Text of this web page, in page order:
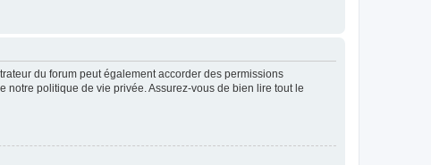
du forum peut également accorder des permissions
notre politique de vie privée. Assurez-vous de bien lire tout le